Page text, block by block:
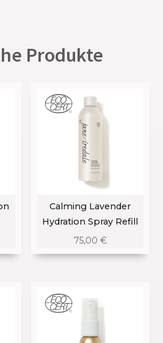
Produkte
Calming Lavender
Hydration Spray Refill
75,00 €